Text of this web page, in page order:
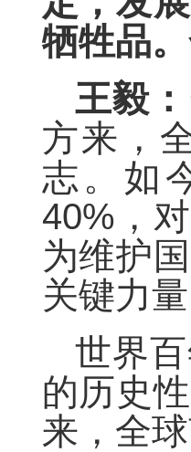
牺牲品
王毅：
方来，
志。如
40%，
为维护
关键力量
世界
的历史
来，全